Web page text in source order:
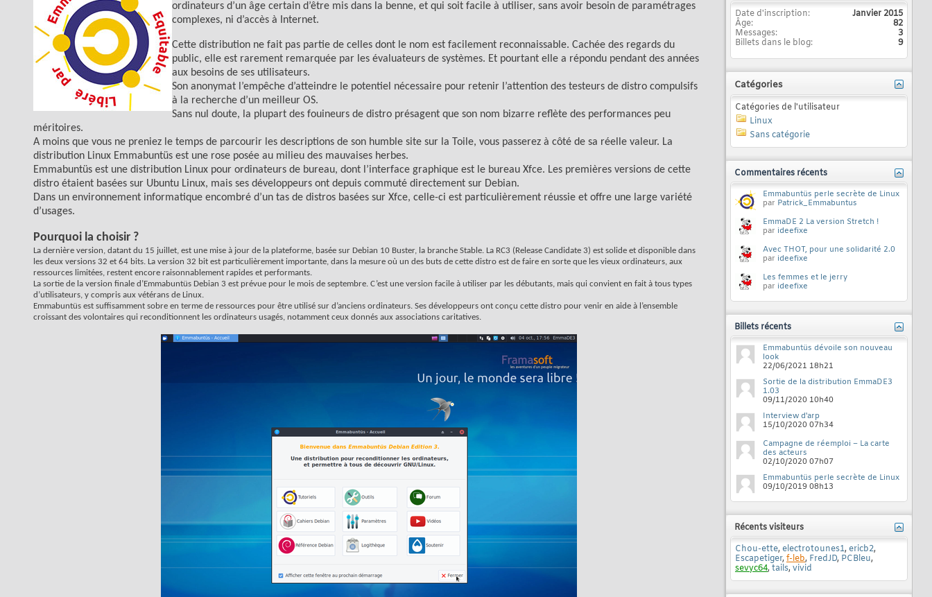
ordinateurs d’un âge certain d’être mis dans la benne, et qui soit facile à utiliser, sans avoir besoin de paramétrages
complexes, ni d’accès à Internet.
Cette distribution ne fait pas partie de celles dont le nom est facilement reconnaissable. Cachée des regards du
public, elle est rarement remarquée par les évaluateurs de systèmes. Et pourtant elle a répondu pendant des années
aux besoins de ses utilisateurs.
Son anonymat l’empêche d’atteindre le potentiel nécessaire pour retenir l’attention des testeurs de distro compulsifs
à la recherche d’un meilleur OS.
Sans nul doute, la plupart des fouineurs de distro présagent que son nom bizarre reflète des performances peu
méritoires.
A moins que vous ne preniez le temps de parcourir les descriptions de son humble site sur la Toile, vous passerez à côté de sa réelle valeur. La
distribution Linux Emmabuntüs est une rose posée au milieu des mauvaises herbes.
Emmabuntüs est une distribution Linux pour ordinateurs de bureau, dont l’interface graphique est le bureau Xfce. Les premières versions de cette
distro étaient basées sur Ubuntu Linux, mais ses développeurs ont depuis commuté directement sur Debian.
Dans un environnement informatique encombré d’un tas de distros basées sur Xfce, celle-ci est particulièrement réussie et offre une large variété
d’usages.
Pourquoi la choisir ?
La dernière version, datant du 15 juillet, est une mise à jour de la plateforme, basée sur Debian 10 Buster, la branche Stable. La RC3 (Release Candidate 3) est solide et disponible dans
les deux versions 32 et 64 bits. La version 32 bit est particulièrement importante, dans la mesure où un des buts de cette distro est de faire en sorte que les vieux ordinateurs, aux
ressources limitées, restent encore raisonnablement rapides et performants.
La sortie de la version finale d’Emmabuntüs Debian 3 est prévue pour le mois de septembre. C’est une version facile à utiliser par les débutants, mais qui convient en fait à tous types
d’utilisateurs, y compris aux vétérans de Linux.
Emmabuntüs est suffisamment sobre en terme de ressources pour être utilisé sur d’anciens ordinateurs. Ses développeurs ont conçu cette distro pour venir en aide à l’ensemble
croissant des volontaires qui reconditionnent les ordinateurs usagés, notamment ceux donnés aux associations caritatives.
Date d'inscription
Janvier 2015
Âge
82
Messages
3
Billets dans le blog
9
Catégories
Catégories de l'utilisateur
Linux
Sans catégorie
Commentaires récents
Emmabuntüs perle secrète de Linux
par Patrick_Emmabuntus
EmmaDE 2 La version Stretch !
par ideefixe
Avec THOT, pour une solidarité 2.0
par ideefixe
Les femmes et le jerry
par ideefixe
Billets récents
Emmabuntüs dévoile son nouveau
look
22/06/2021 18h21
Sortie de la distribution EmmaDE3
1.03
09/11/2020 10h40
Interview d'arp
15/10/2020 07h34
Campagne de réemploi – La carte
des acteurs
02/10/2020 07h07
Emmabuntüs perle secrète de Linux
09/10/2019 08h13
Récents visiteurs
Chou-ette, electrotounes1, ericb2,
Escapetiger, f-leb, FredJD, PCBleu,
sevyc64, tails, vivid